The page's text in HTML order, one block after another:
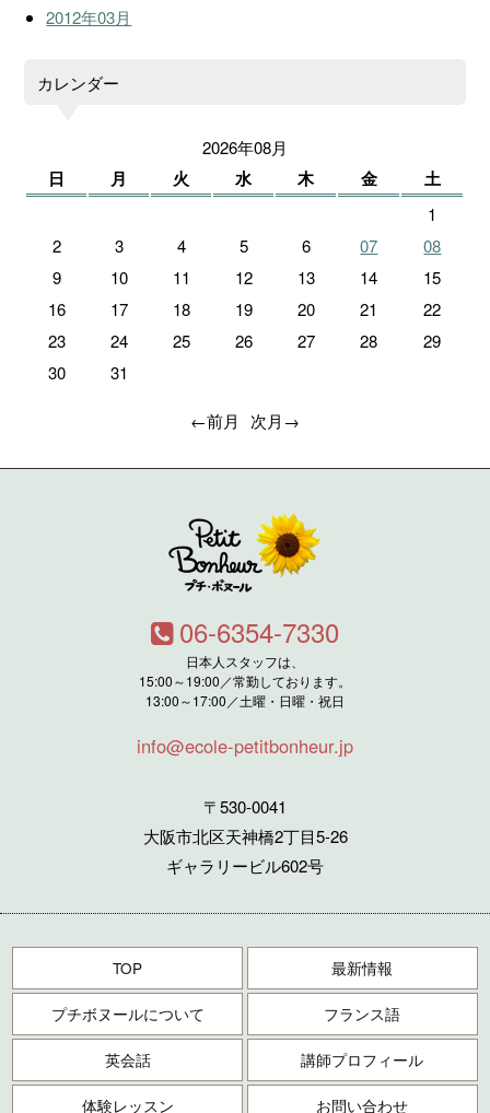
2012年03月
カレンダー
2026年08月
日 月 火 水 木 金 土
1
2
3 4 5 6 07
08
9
10 11 12 13 14
15
16
17 18 19 20 21
22
23
24 25 26 27 28
29
30
31
←前月 次月→
06-6354-7330
日本人スタッフは、
15:00～19:00／常勤しております。
13:00～17:00／土曜・日曜・祝日
info@ecole-petitbonheur.jp
〒530-0041
大阪市北区天神橋2丁目5-26
ギャラリービル602号
TOP 最新情報
プチボヌールについて フランス語
英会話 講師プロフィール
体験レッスン お問い合わせ